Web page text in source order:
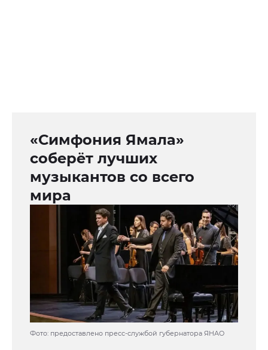
«Симфония Ямала»
соберёт лучших
музыкантов со всего
мира
Фото: предоставлено пресс-службой губернатора ЯНАО